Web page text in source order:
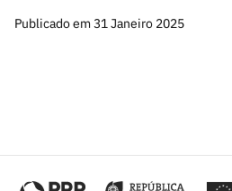
Publicado em 31 Janeiro 2025